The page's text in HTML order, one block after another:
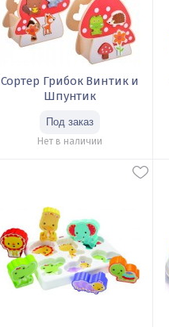
Сортер Грибок Винтик и
Шпунтик
Нет в наличии